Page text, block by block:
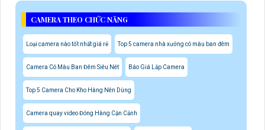
CAMERA THEO CHỨC NĂNG
Loại camera nào tốt nhất giá rẻ Top 5 camera nhà xưởng có màu ban đêm
Camera Có Màu Ban Đêm Siêu Nét Báo Giá Lắp Camera
Top 5 Camera Cho Kho Hàng Nên Dùng
Camera quay video Đóng Hàng Cận Cảnh